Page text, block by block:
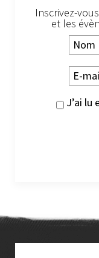
Inscrivez-
et les
J’ai lu